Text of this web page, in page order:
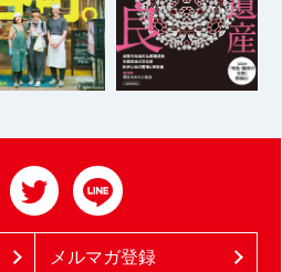
メルマガ登録